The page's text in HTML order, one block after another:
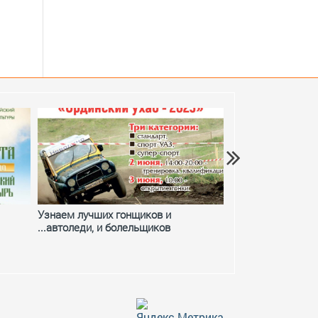
Узнаем лучших гонщиков и
...автоледи, и болельщиков